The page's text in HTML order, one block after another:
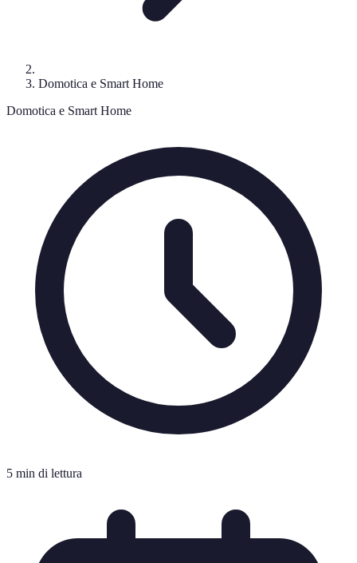
Domotica e Smart Home
Domotica e Smart Home
5 min di lettura